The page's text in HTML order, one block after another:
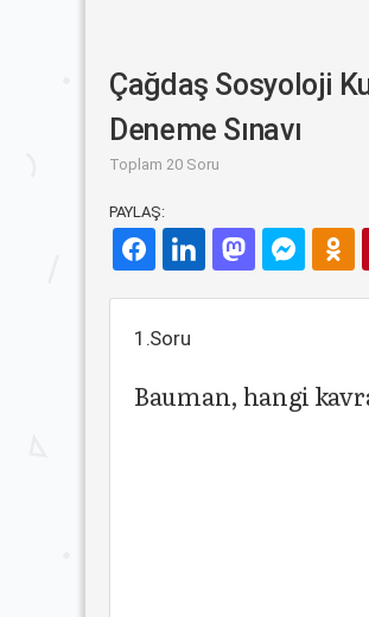
Çağdaş Sosyoloji
Deneme Sınavı
Toplam 20 Soru
PAYLAŞ:
1.Soru
Bauman, hangi